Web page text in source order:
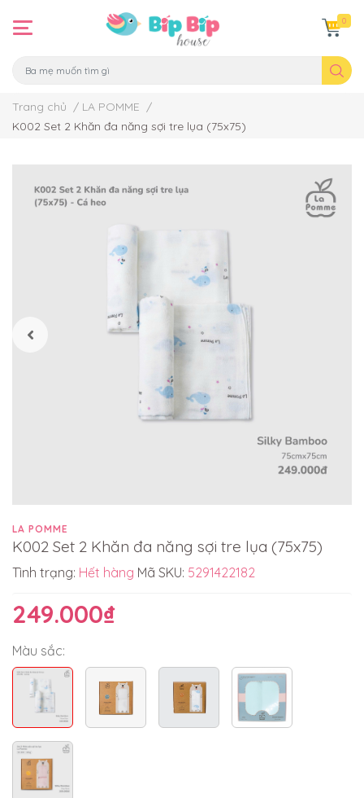
0
Trang chủ / LA POMME /
K002 Set 2 Khăn đa năng sợi tre lụa (75x75)
LA POMME
K002 Set 2 Khăn đa năng sợi tre lụa (75x75)
Tình trạng: Hết hàng Mã SKU: 5291422182
249.000₫
Màu sắc: